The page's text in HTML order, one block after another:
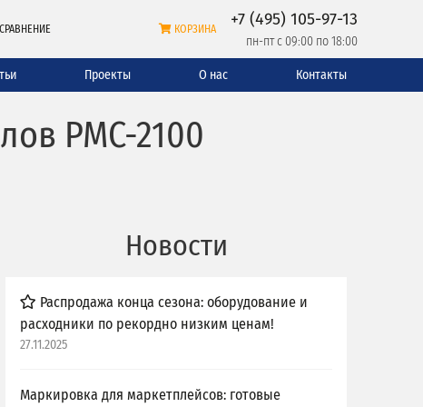
КОРЗИНА +7 (495) 105-97-13
пн-пт с 09:00 по 18:00
Проекты О нас Контакты
PMC-2100
Новости
Распродажа конца сезона: оборудование и
расходники по рекордно низким ценам!
27.11.2025
Маркировка для маркетплейсов: готовые